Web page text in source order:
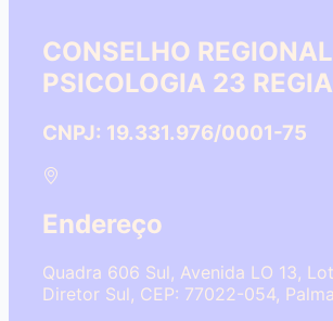
CONSELHO
PSICOLOGIA 23
CNPJ: 19.331.976/0001-75
Endereço
Quadra 606 Sul, Avenida LO 13,
Diretor Sul, CEP: 77022-054,